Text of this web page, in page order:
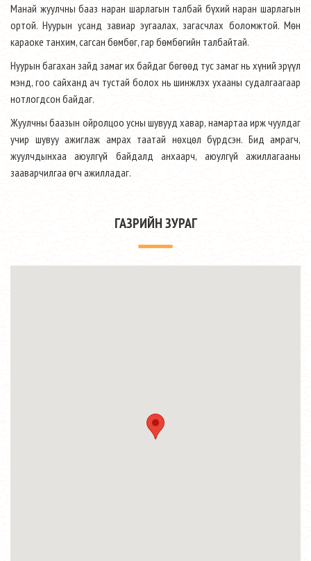
Манай жуулчны бааз наран шарлагын талбай бүхий наран шарлагын
ортой. Нуурын усанд завиар эугаалах, загасчлах боломжтой. Мөн
караоке танхим, сагсан бөмбөг, гар бөмбөгийн талбайтай.
Нуурын багахан зайд замаг их байдаг бөгөөд тус замаг нь хүний эрүүл
мэнд, гоо сайханд ач тустай болох нь шинжлэх ухааны судалгаагаар
нотлогдсон байдаг.
Жуулчны баазын ойролцоо усны шувууд хавар, намартаа ирж чуулдаг
учир шувуу ажиглаж амрах таатай нөхцөл бүрдсэн. Бид амрагч,
жуулчдынхаа аюулгүй байдалд анхаарч, аюулгүй ажиллагааны
зааварчилгаа өгч ажилладаг.
ГАЗРИЙН ЗУРАГ